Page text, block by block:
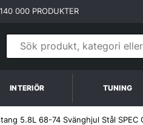
000 PRODUKTER
INTERIÖR TUNING
5.8L 68-74 Svänghjul Stål SPEC